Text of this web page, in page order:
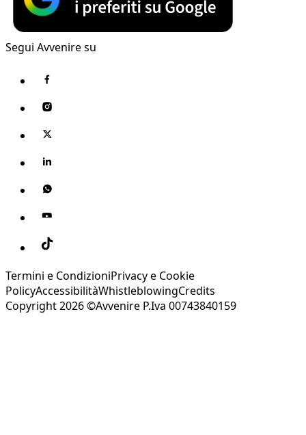
Segui Avvenire su
Termini e CondizioniPrivacy e Cookie
PolicyAccessibilitàWhistleblowingCredits
Copyright 2026 ©Avvenire P.Iva 00743840159